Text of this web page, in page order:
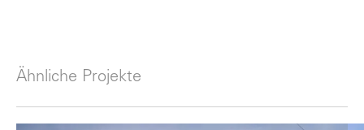
Ähnliche Projekte